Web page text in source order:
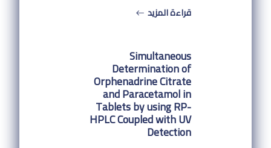
قراءة المزيد
Simultaneous
Determination of
Orphenadrine Citrate
and Paracetamol in
Tablets by using RP-
HPLC Coupled with UV
Detection